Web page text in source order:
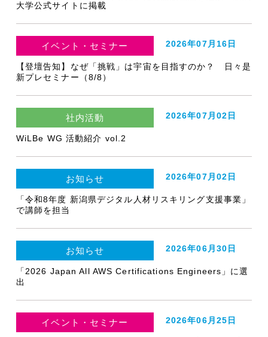
大学公式サイトに掲載
イベント・セミナー 2026年07月16日
【登壇告知】なぜ「挑戦」は宇宙を目指すのか？ 日々是
新プレセミナー（8/8）
社内活動 2026年07月02日
WiLBe WG 活動紹介 vol.2
お知らせ 2026年07月02日
「令和8年度 新潟県デジタル人材リスキリング支援事業」
で講師を担当
お知らせ 2026年06月30日
「2026 Japan All AWS Certifications Engineers」に選
出
イベント・セミナー 2026年06月25日